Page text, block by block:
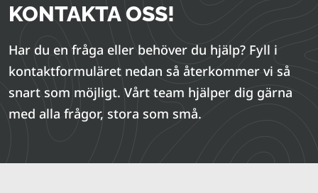
KONTAKTA OSS!
Har du en fråga eller behöver du hjälp? Fyll i
kontaktformuläret nedan så återkommer vi så
snart som möjligt. Vårt team hjälper dig gärna
med alla frågor, stora som små.